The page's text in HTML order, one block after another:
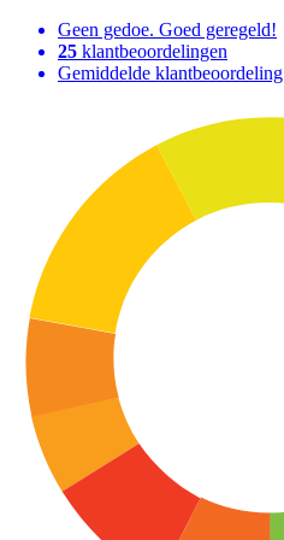
Geen gedoe. Goed geregeld!
25 klantbeoordelingen
Gemiddelde klantbeoordeling